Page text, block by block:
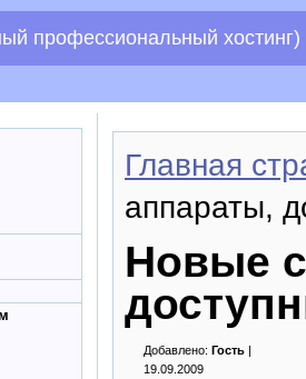
профессиональный хостинг)
Главная
аппараты,
Новые
Добавлено: Гость |
19.09.2009